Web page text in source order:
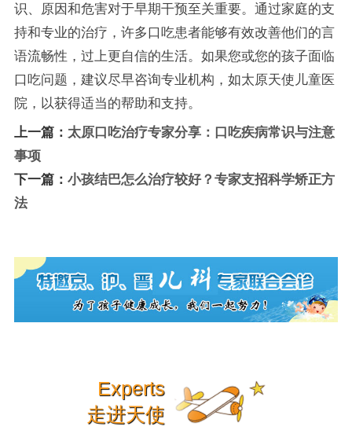
识、原因和危害对于早期干预至关重要。通过家庭的支
持和专业的治疗，许多口吃患者能够有效改善他们的言
语流畅性，过上更自信的生活。如果您或您的孩子面临
口吃问题，建议尽早咨询专业机构，如太原天使儿童医
院，以获得适当的帮助和支持。
上一篇： 太原口吃治疗专家分享：口吃疾病常识与注意
事项
下一篇： 小孩结巴怎么治疗较好？专家支招科学矫正方
法
Experts
走进天使